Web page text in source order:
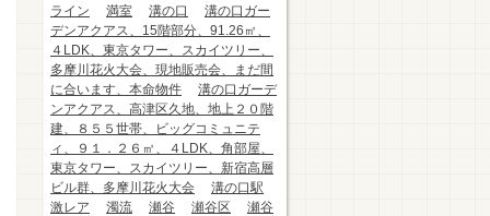
ライン
満室 溝の口
溝の口ガー
デンアクアス、15階部分、91.26㎡、
４LDK、東京タワー、スカイツリー、
多摩川花火大会、現地販売会、まだ間
に合います、本命物件
溝の口ガーデ
ンアクアス、高津区久地、地上２０階
建、８５５世帯、ビッグコミュニテ
ィ、９１．２６㎡、４LDK、角部屋、
東京タワー、スカイツリー、新宿高層
ビル群、多摩川花火大会
溝の口駅
激レア
濁流 瀬谷 瀬谷区
瀬谷